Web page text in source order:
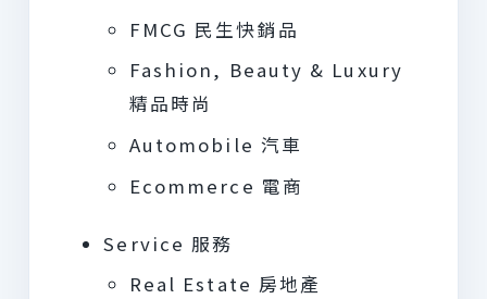
FMCG 民生快銷品
Fashion, Beauty & Luxury
精品時尚
Automobile 汽車
Ecommerce 電商
Service 服務
Real Estate 房地產